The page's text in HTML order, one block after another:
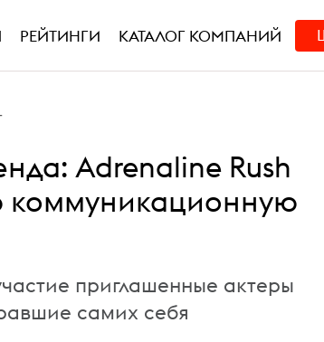
РЕЙТИНГИ КАТАЛОГ КОМПАНИЙ
Adrenaline Rush
коммуникационную
приглашенные актеры
самих себя